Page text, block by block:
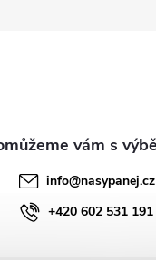
info@nasypanej.cz
+420 602 531 191